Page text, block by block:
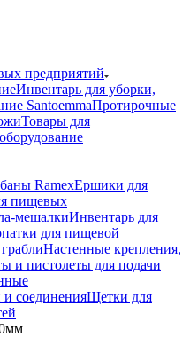
предприятий
Инвентарь для уборки,
SantoemmaПротирочные
Товары для
RamexЕршики для
пищевых
мешалкиИнвентарь для
для пищевой
Настенные крепления,
и пистолеты для подачи
соединенияЩетки для